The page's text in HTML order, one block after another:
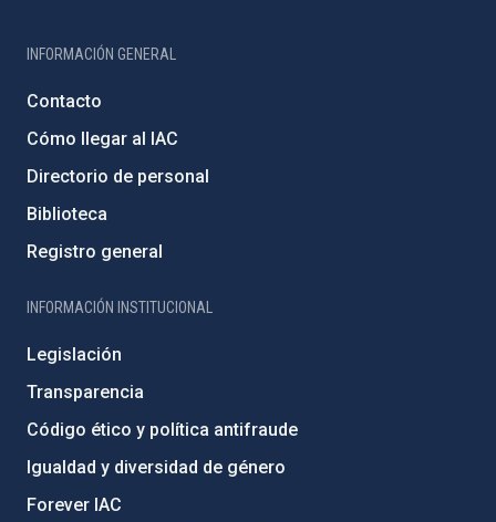
INFORMACIÓN GENERAL
Contacto
Cómo llegar al IAC
Directorio de personal
Biblioteca
Registro general
INFORMACIÓN INSTITUCIONAL
Legislación
Transparencia
Código ético y política antifraude
Igualdad y diversidad de género
Forever IAC